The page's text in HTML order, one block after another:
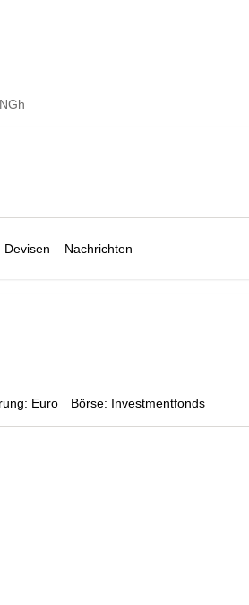
Devisen Nachrichten
Euro Börse: Investmentfonds